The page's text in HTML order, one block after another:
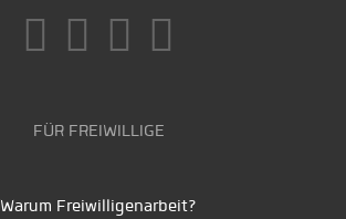
FÜR FREIWILLIGE
Warum Freiwilligenarbeit?